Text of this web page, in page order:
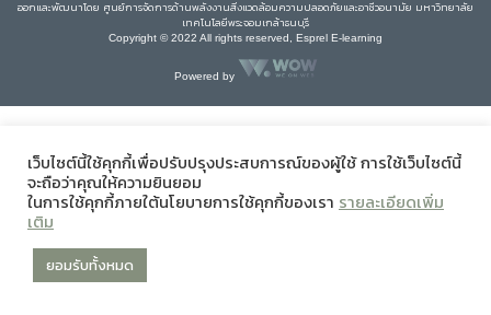
ออกและพัฒนาโดย ศูนย์การจัดการด้านพลังงานสิ่งแวดล้อมความปลอดภัยและอาชีวอนามัย มหาวิทยาลัย
เทคโนโลยีพระจอมเกล้าธนบุรี
Copyright © 2022 All rights reserved, Esprel E-learning
Powered by
เว็บไซต์นี้ใช้คุกกี้เพื่อปรับปรุงประสบการณ์ของผู้ใช้ การใช้เว็บไซต์นี้
จะถือว่าคุณให้ความยินยอม
ในการใช้คุกกี้ภายใต้นโยบายการใช้คุกกี้ของเรา รายละเอียดเพิ่ม
เติม
ยอมรับทั้งหมด